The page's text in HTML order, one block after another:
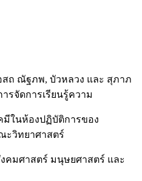
ถ ณัฐภพ, บัวหลวง และ สุภาภ
รจัดการเรียนรู้ความ
มีในห้องปฏิบัติการของ
วิทยาศาสตร์
คมศาสตร์ มนุษยศาสตร์ และ